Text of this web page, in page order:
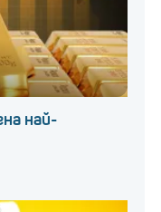
най-